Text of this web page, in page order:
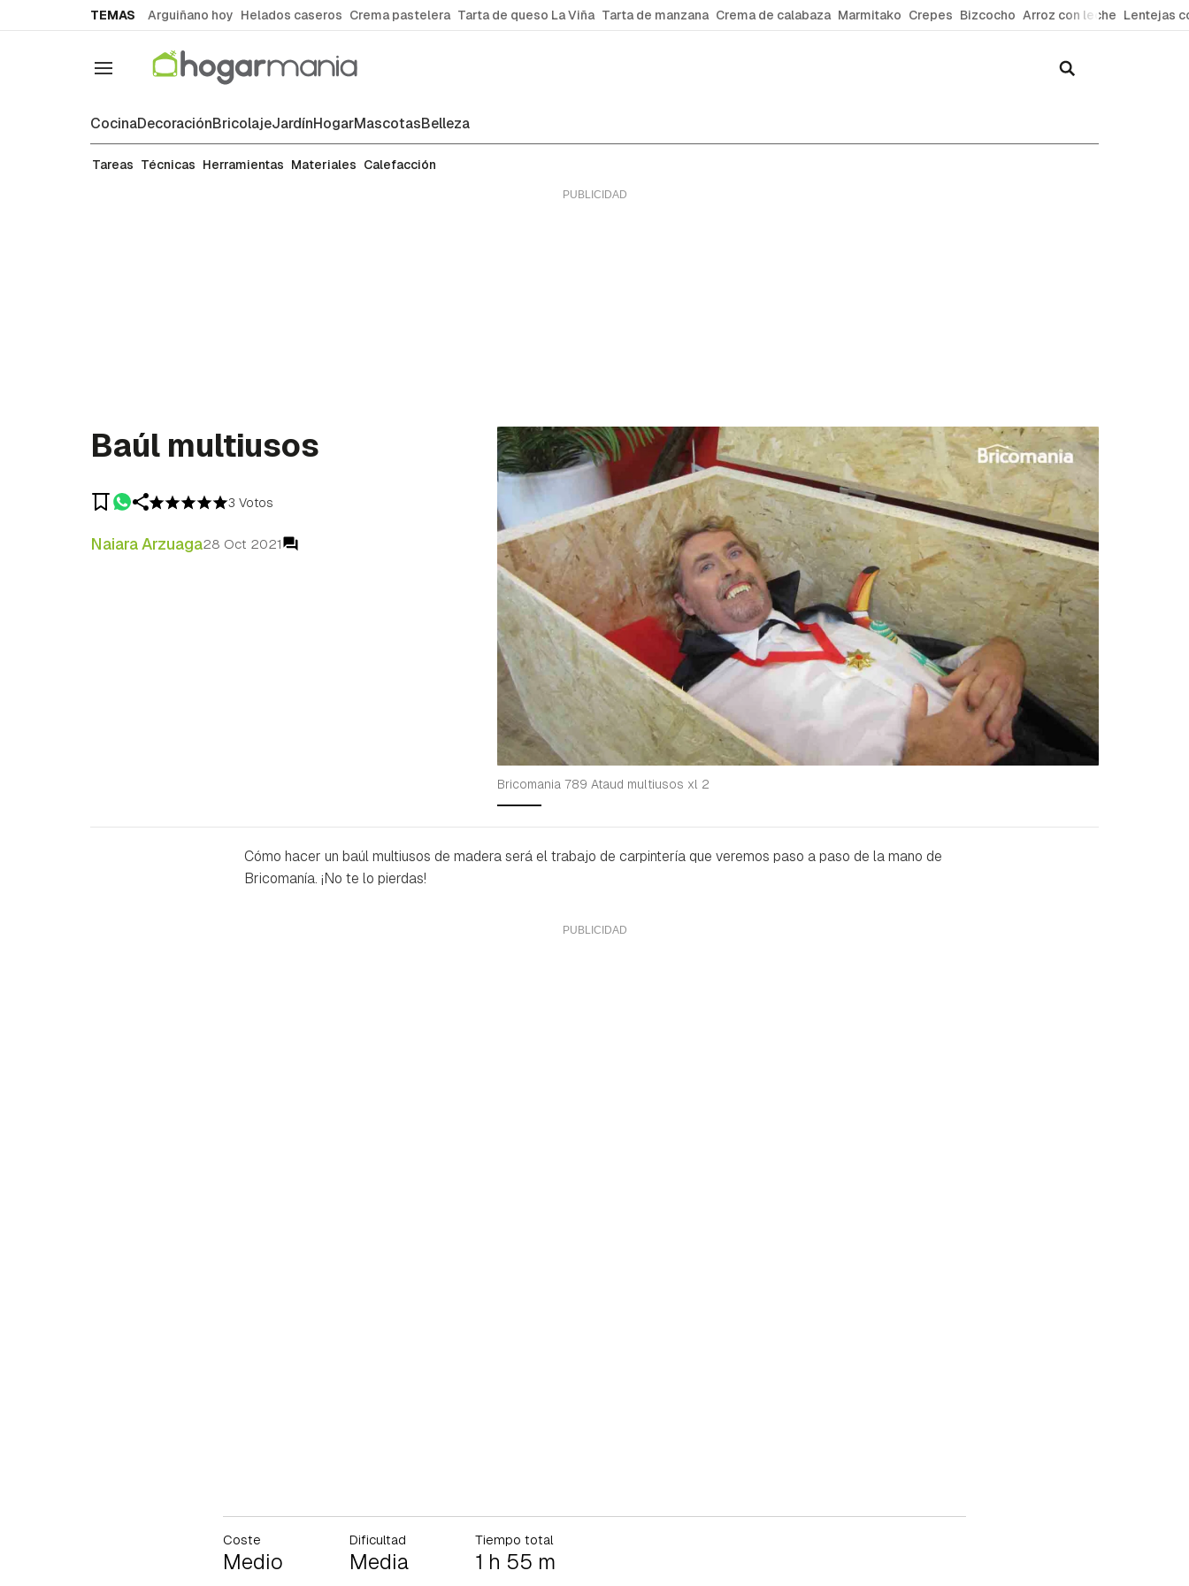
TEMAS Arguiñano hoy Helados caseros Crema pastelera Tarta de queso La Viña Tarta de manzana Crema de calabaza Marmitako Crepes Bizcocho Arroz con leche Lentejas
Navegación
CocinaDecoraciónBricolajeJardínHogarMascotasBelleza
Carpintería
Tareas Técnicas Herramientas Materiales Calefacción
Baúl multiusos
3 Votos
Naiara Arzuaga28 Oct 2021
Bricomania 789 Ataud multiusos xl 2
Cómo hacer un baúl multiusos de madera será el trabajo de carpintería que veremos paso a paso de la mano de
Bricomanía. ¡No te lo pierdas!
Coste
Medio
Dificultad
Media
Tiempo total
1 h 55 m